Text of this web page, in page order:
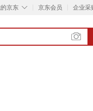
◇
京东 京东会员 企业采